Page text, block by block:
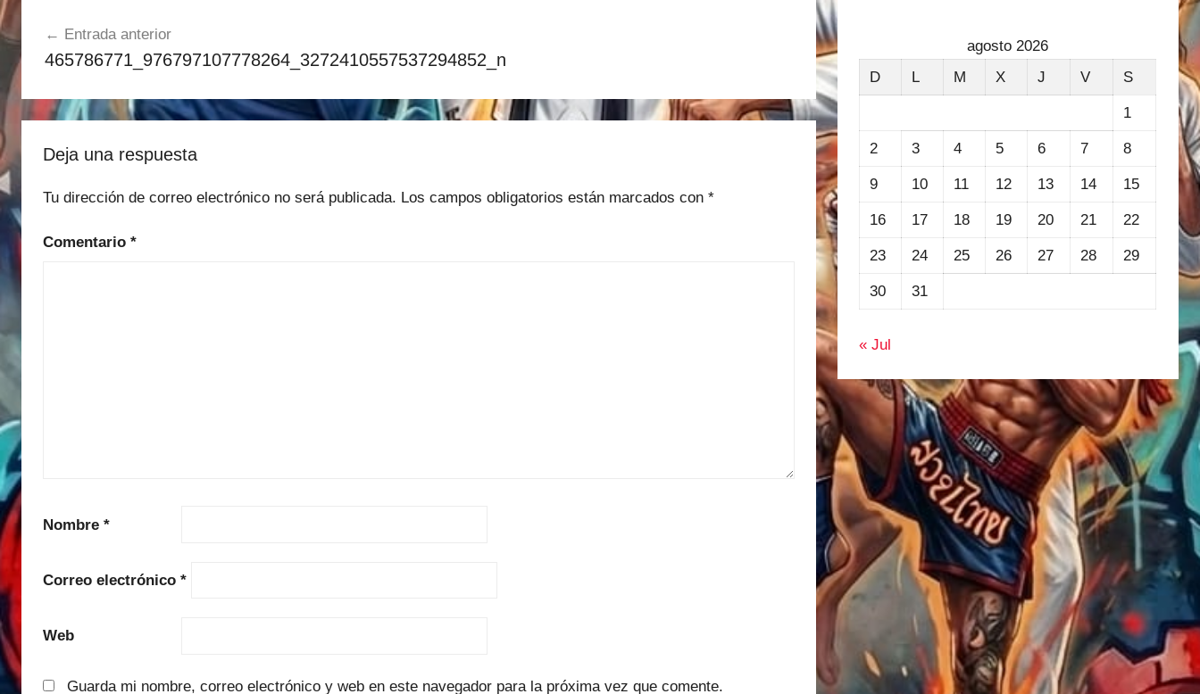
de
Entrada anterior
465786771_976797107778264_3272410557537294852_n
Deja una respuesta
Tu dirección de correo electrónico no será publicada. Los campos obligatorios están marcados con *
Comentario *
Nombre *
Correo electrónico *
Web
Guarda mi nombre, correo electrónico y web en este navegador para la próxima vez que comente.
agosto 2026
D
L M X J V S
1
2 3 4 5 6 7 8
9 10 11 12 13 14 15
16 17 18 19 20 21 22
23 24 25 26 27 28 29
30 31
« Jul